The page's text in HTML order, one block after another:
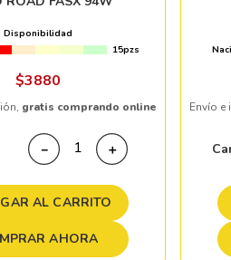
Disponibilidad
15pzs
$3880
gratis comprando online
＋
－
AL CARRITO
AHORA
Envío e